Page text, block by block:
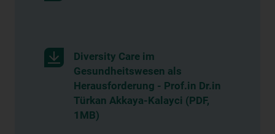
Diversity Care im
Gesundheitswesen als
Herausforderung - Prof.in Dr.in
Türkan Akkaya-Kalayci (PDF,
1MB)